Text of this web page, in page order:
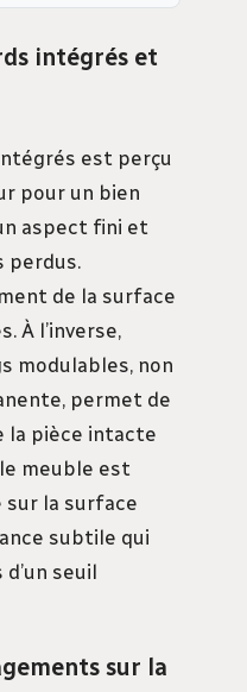
intégrés et
est perçu
pour un bien
aspect fini et
perdus.
de la surface
À l’inverse,
modulables, non
permet de
la pièce intacte
meuble est
sur la surface
subtile qui
seuil
sur la